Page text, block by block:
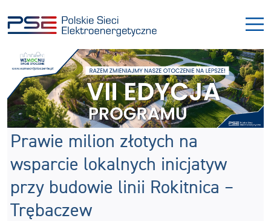
do
do
Prawie milion złotych na
wsparcie lokalnych inicjatyw
przy budowie linii Rokitnica –
Trębaczew